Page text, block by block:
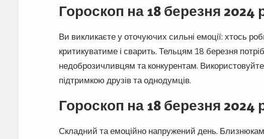
Гороскоп на 18 березня 2024
Ви викликаєте у оточуючих сильні емоції: хтось
критикуватиме і сварить. Тельцям 18 березня
недоброзичливцям та конкурентам. Використовуйте
підтримкою друзів та однодумців.
Гороскоп на 18 березня
Складний та емоційно напружений день. Близнюкам